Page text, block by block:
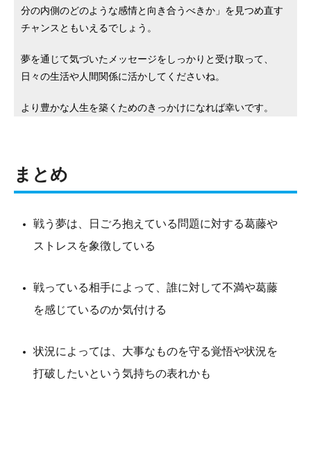
分の内側のどのような感情と向き合うべきか」を見つめ直す
チャンスともいえるでしょう。
夢を通じて気づいたメッセージをしっかりと受け取って、
日々の生活や人間関係に活かしてくださいね。
より豊かな人生を築くためのきっかけになれば幸いです。
まとめ
戦う夢は、日ごろ抱えている問題に対する葛藤や
ストレスを象徴している
戦っている相手によって、誰に対して不満や葛藤
を感じているのか気付ける
状況によっては、大事なものを守る覚悟や状況を
打破したいという気持ちの表れかも